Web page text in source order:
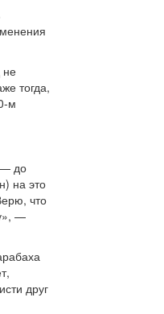
не
тогда,
м
— до
на это
что
—
друг